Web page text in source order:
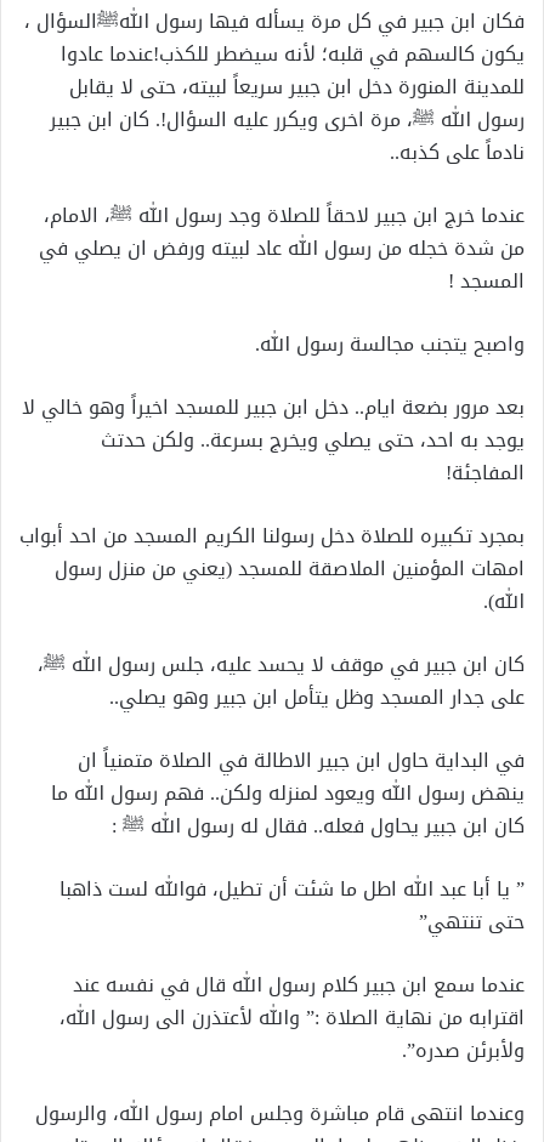
فكان ابن جبير في كل مرة يسأله فيها رسول اللهﷺالسؤال ،
يكون كالسهم في قلبه؛ لأنه سيضطر للكذب!عندما عادوا
للمدينة المنورة دخل ابن جبير سريعاً لبيته، حتى لا يقابل
رسول الله ﷺ، مرة اخرى ويكرر عليه السؤال!. كان ابن جبير
نادماً على كذبه..
عندما خرج ابن جبير لاحقاً للصلاة وجد رسول الله ﷺ، الامام،
من شدة خجله من رسول الله عاد لبيته ورفض ان يصلي في
المسجد !
واصبح يتجنب مجالسة رسول الله.
بعد مرور بضعة ايام.. دخل ابن جبير للمسجد اخيراً وهو خالي لا
يوجد به احد، حتى يصلي ويخرج بسرعة.. ولكن حدتث
المفاجئة!
بمجرد تكبيره للصلاة دخل رسولنا الكريم المسجد من احد أبواب
امهات المؤمنين الملاصقة للمسجد (يعني من منزل رسول
الله).
كان ابن جبير في موقف لا يحسد عليه، جلس رسول الله ﷺ،
على جدار المسجد وظل يتأمل ابن جبير وهو يصلي..
في البداية حاول ابن جبير الاطالة في الصلاة متمنياً ان
ينهض رسول الله ويعود لمنزله ولكن.. فهم رسول الله ما
كان ابن جبير يحاول فعله.. فقال له رسول الله ﷺ :
” يا أبا عبد الله اطل ما شئت أن تطيل، فوالله لست ذاهبا
حتى تنتهي”
عندما سمع ابن جبير كلام رسول الله قال في نفسه عند
اقترابه من نهاية الصلاة :” والله لأعتذرن الى رسول الله،
ولأبرئن صدره”.
وعندما انتهى قام مباشرة وجلس امام رسول الله، والرسول